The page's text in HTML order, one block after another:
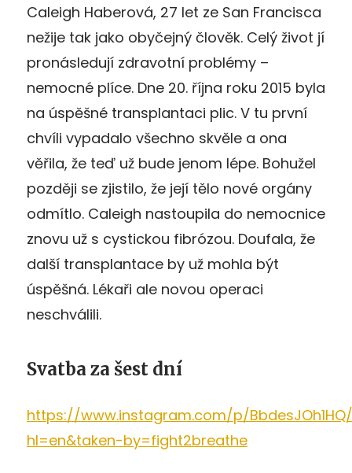
Caleigh Haberová, 27 let ze San Francisca
nežije tak jako obyčejný člověk. Celý život jí
pronásledují zdravotní problémy –
nemocné plíce. Dne 20. října roku 2015 byla
na úspěšné transplantaci plic. V tu první
chvíli vypadalo všechno skvěle a ona
věřila, že teď už bude jenom lépe. Bohužel
později se zjistilo, že její tělo nové orgány
odmítlo. Caleigh nastoupila do nemocnice
znovu už s cystickou fibrózou. Doufala, že
další transplantace by už mohla být
úspěšná. Lékaři ale novou operaci
neschválili.
Svatba za šest dní
https://www.instagram.com/p/
hl=en&taken-by=fight2breathe